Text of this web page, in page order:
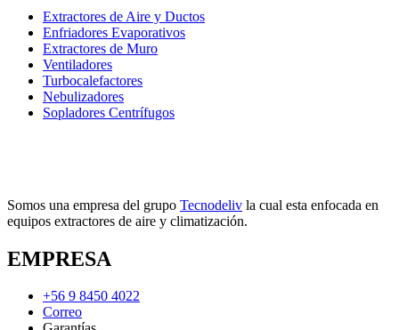
Extractores de Aire y Ductos
Enfriadores Evaporativos
Extractores de Muro
Ventiladores
Turbocalefactores
Nebulizadores
Sopladores Centrífugos
Somos una empresa del grupo Tecnodeliv la cual esta enfocada en
equipos extractores de aire y climatización.
EMPRESA
+56 9 8450 4022
Correo